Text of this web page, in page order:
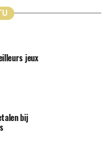
le slot più
uniche
protection des
jeux
bij